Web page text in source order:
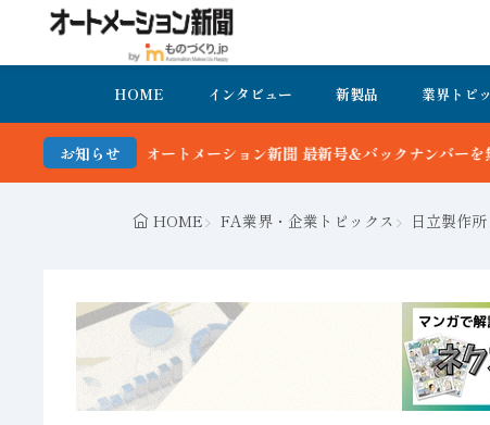
HOME インタビュー 新製品 業界トピ
お知らせ
ション新聞 最新号＆バックナンバーを無料で公開中 詳細はこちら
HOME FA業界・企業トピックス 日立製作